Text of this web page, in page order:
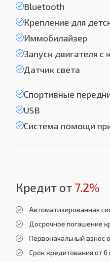
Bluetooth
Крепление для
Иммобилайзер
Запуск двигателя с
Датчик света
Спортивные
USB
Система помощи
Кредит от 7.2%
Автоматизированная
Досрочное погашение
Первоначальный взнос
Срок кредитования от